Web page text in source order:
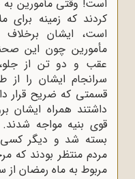
است! وقتى مأمورین
کردند که زمینه براى
است، ایشان برخلاف
مأمورین چون این
عقب و دو تن از
سرانجام ایشان را
قسمتى که ضریح قرار
داشتند همراه ایشان
قوى بنیه مواجه
بسته شد و دیگر کسى
مردم منتظر بودند که
مربوط به ماه رمضان از